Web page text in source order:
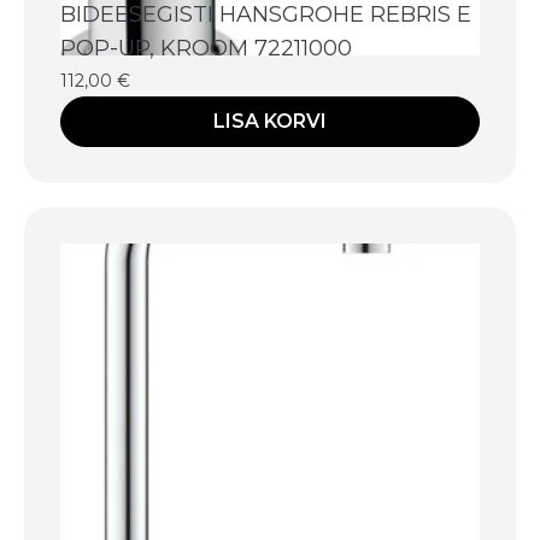
BIDEESEGISTI HANSGROHE REBRIS E
POP-UP, KROOM 72211000
112,00 €
LISA KORVI